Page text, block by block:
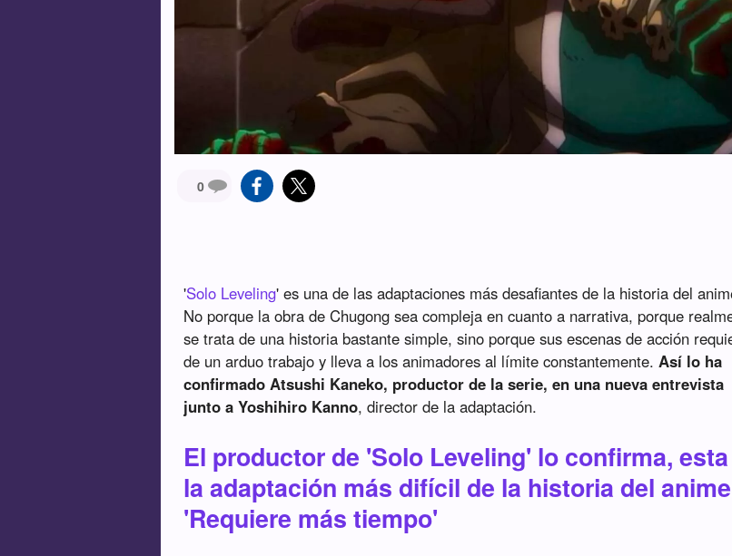
0
'Solo Leveling' es una de las adaptaciones más desafiantes de la historia del
No porque la obra de Chugong sea compleja en cuanto a narrativa, porque
se trata de una historia bastante simple, sino porque sus escenas de acción
de un arduo trabajo y lleva a los animadores al límite constantemente.Así lo ha
confirmado Atsushi Kaneko, productor de la serie, en una nueva entrevista
junto a Yoshihiro Kanno, director de la adaptación.
El productor de 'Solo Leveling' lo confirma,
la adaptación más difícil de la historia del
'Requiere más tiempo'